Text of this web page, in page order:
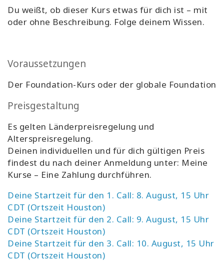
Du weißt, ob dieser Kurs etwas für dich ist – mit
oder ohne Beschreibung. Folge deinem Wissen.
Voraussetzungen
Der Foundation-Kurs oder der globale Foundation
Preisgestaltung
Es gelten Länderpreisregelung und
Alterspreisregelung.
Deinen individuellen und für dich gültigen Preis
findest du nach deiner Anmeldung unter: Meine
Kurse – Eine Zahlung durchführen.
Deine Startzeit für den 1. Call: 8. August, 15 Uhr
CDT (Ortszeit Houston)
Deine Startzeit für den 2. Call: 9. August, 15 Uhr
CDT (Ortszeit Houston)
Deine Startzeit für den 3. Call: 10. August, 15 Uhr
CDT (Ortszeit Houston)